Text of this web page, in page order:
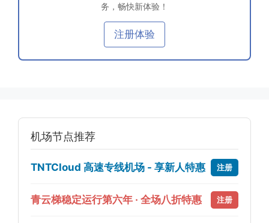
务，畅快新体验！
注册体验
机场节点推荐
TNTCloud 高速专线机场 - 享新人特惠 注册
青云梯稳定运行第六年 · 全场八折特惠 注册